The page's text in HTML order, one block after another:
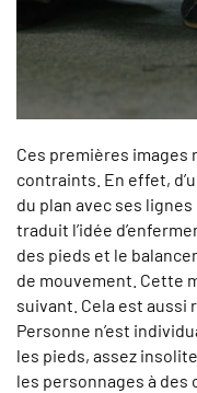
Ces premières images
contraints. En effet,
du plan avec ses
traduit l’idée
des pieds et le
de mouvement. Cette
suivant. Cela est aussi
Personne n’est
les pieds, assez
les personnages à des